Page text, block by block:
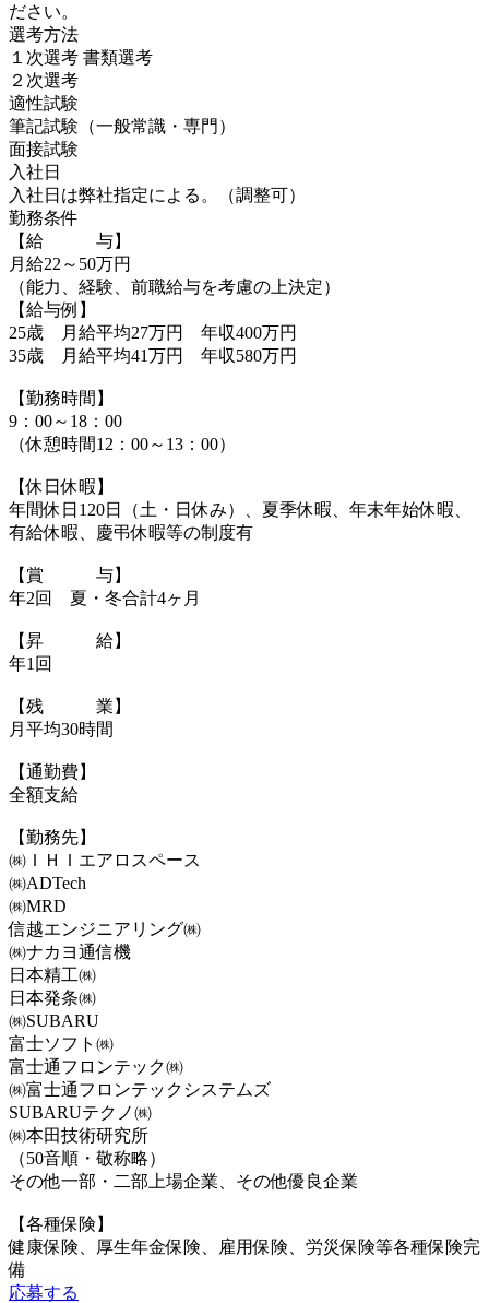
ださい。
選考方法
１次選考 書類選考
２次選考
適性試験
筆記試験（一般常識・専門）
面接試験
入社日
入社日は弊社指定による。（調整可）
勤務条件
【給 与】
月給22～50万円
（能力、経験、前職給与を考慮の上決定）
【給与例】
25歳 月給平均27万円 年収400万円
35歳 月給平均41万円 年収580万円
【勤務時間】
9：00～18：00
（休憩時間12：00～13：00）
【休日休暇】
年間休日120日（土・日休み）、夏季休暇、年末年始休暇、
有給休暇、慶弔休暇等の制度有
【賞 与】
年2回 夏・冬合計4ヶ月
【昇 給】
年1回
【残 業】
月平均30時間
【通勤費】
全額支給
【勤務先】
㈱ＩＨＩエアロスペース
㈱ADTech
㈱MRD
信越エンジニアリング㈱
㈱ナカヨ通信機
日本精工㈱
日本発条㈱
㈱SUBARU
富士ソフト㈱
富士通フロンテック㈱
㈱富士通フロンテックシステムズ
SUBARUテクノ㈱
㈱本田技術研究所
（50音順・敬称略）
その他一部・二部上場企業、その他優良企業
【各種保険】
健康保険、厚生年金保険、雇用保険、労災保険等各種保険完
備
応募する